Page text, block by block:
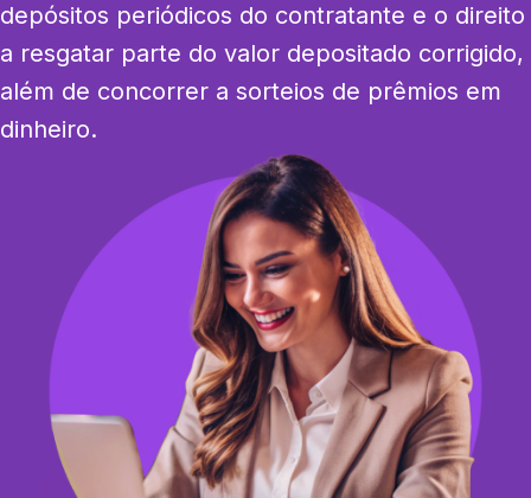
depósitos periódicos do contratante e o direito
a resgatar parte do valor depositado corrigido,
além de concorrer a sorteios de prêmios em
dinheiro.